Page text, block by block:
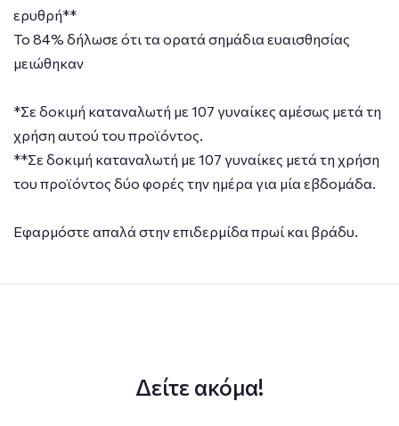
ερυθρή**
Το 84% δήλωσε ότι τα ορατά σημάδια ευαισθησίας
μειώθηκαν
*Σε δοκιμή καταναλωτή με 107 γυναίκες αμέσως μετά τη
χρήση αυτού του προϊόντος.
**Σε δοκιμή καταναλωτή με 107 γυναίκες μετά τη χρήση
του προϊόντος δύο φορές την ημέρα για μία εβδομάδα.
Εφαρμόστε απαλά στην επιδερμίδα πρωί και βράδυ.
Δείτε ακόμα!